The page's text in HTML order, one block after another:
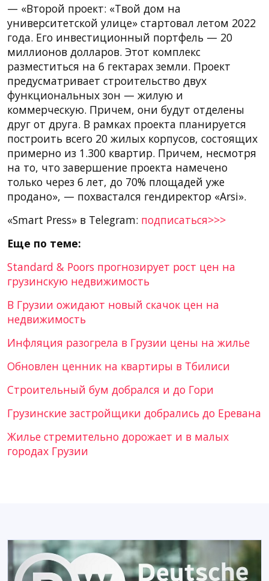
— «Второй проект: «Твой дом на
университетской улице» стартовал летом 2022
года. Его инвестиционный портфель — 20
миллионов долларов. Этот комплекс
разместиться на 6 гектарах земли. Проект
предусматривает строительство двух
функциональных зон — жилую и
коммерческую. Причем, они будут отделены
друг от друга. В рамках проекта планируется
построить всего 20 жилых корпусов, состоящих
примерно из 1.300 квартир. Причем, несмотря
на то, что завершение проекта намечено
только через 6 лет, до 70% площадей уже
продано», — похвастался гендиректор «Arsi».
«Smart Press» в Telegram: подписаться>>>
Еще по теме:
Standard & Poors прогнозирует рост цен на
грузинскую недвижимость
В Грузии ожидают новый скачок цен на
недвижимость
Инфляция разогрела в Грузии цены на жилье
Обновлен ценник на квартиры в Тбилиси
Строительный бум добрался и до Гори
Грузинские застройщики добрались до Еревана
Жилье стремительно дорожает и в малых
городах Грузии